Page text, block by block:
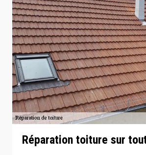
Réparation toiture sur